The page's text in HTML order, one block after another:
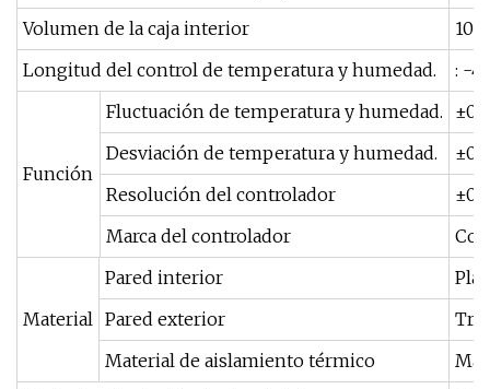
Volumen de la caja interior
Longitud del control de temperatura y humedad.
: -
Función
Fluctuación de temperatura y humedad.
Desviación de temperatura y humedad.
Resolución del controlador
Marca del controlador
Material
Pared interior
Pared exterior
Material de aislamiento térmico